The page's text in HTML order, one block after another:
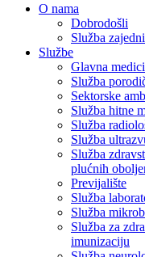
O nama
Dobrodošli
Služba
Službe
Glavna
Služba
Sektorske
Služba hitne
Služba
Služba
Služba
plućnih
Previjalište
Služba
Služba
Služba za
imunizaciju